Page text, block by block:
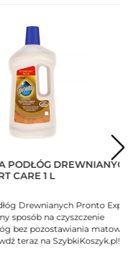
DREWNIANYCH
1 L
Pronto Expert
na czyszczenie
matowej
na SzybkiKoszyk.pl!